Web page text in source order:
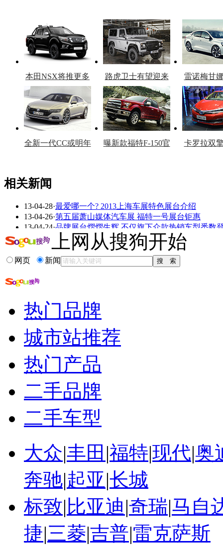
本田NSX将推更多
车型
路虎卫士有望迎来
复产
雷诺梅甘
官
全新一代CC或明年
曝新款福特F-150官
卡罗拉双
看赛车宝贝争奇斗
艳
车模美腿爆乳无惧
走光
相关新闻
13-04-28·最爱哪一个? 2013上海车展特色展台介绍
13-04-26·第五届萧山媒体汽车展 福特一号展台钜惠
13-04-24·品牌展台熠熠生辉,不仅旗下众款热销车型悉数
13-04-24
上海车展花絮 观致展台的“最美清洁工”
13-04-23·首发车型科鲁兹掀背版聚集展台人气
13-04-21·全新荣威550亮相上海车展 羽泉助阵展台
更多关于车展 车型
相关推荐
2012车展优惠车型
北京车展最贵车型
广州车展suv降价车型
4月北京车展首发车型
车展的相关信息
车型的相关信息
上网从搜狗开始
网页 新闻
热门品牌
城市站推荐
热门产品
二手品牌
二手车型
大众|丰田 |福特|现代|奥
奔驰|起亚|长城
标致| 比亚迪|奇瑞|马自
捷|三菱|吉普|雷克萨斯